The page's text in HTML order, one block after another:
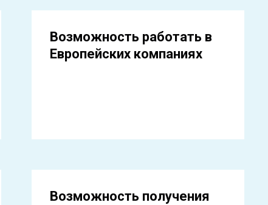
Возможность работать в
Европейских компаниях
Возможность получения